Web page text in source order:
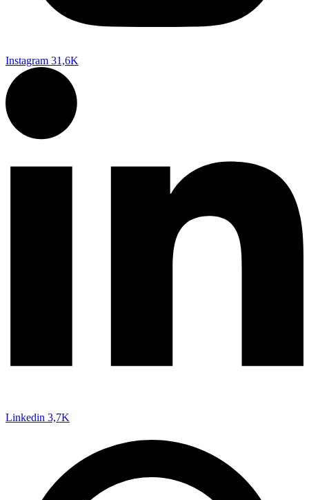
Instagram 31,6K
Linkedin 3,7K